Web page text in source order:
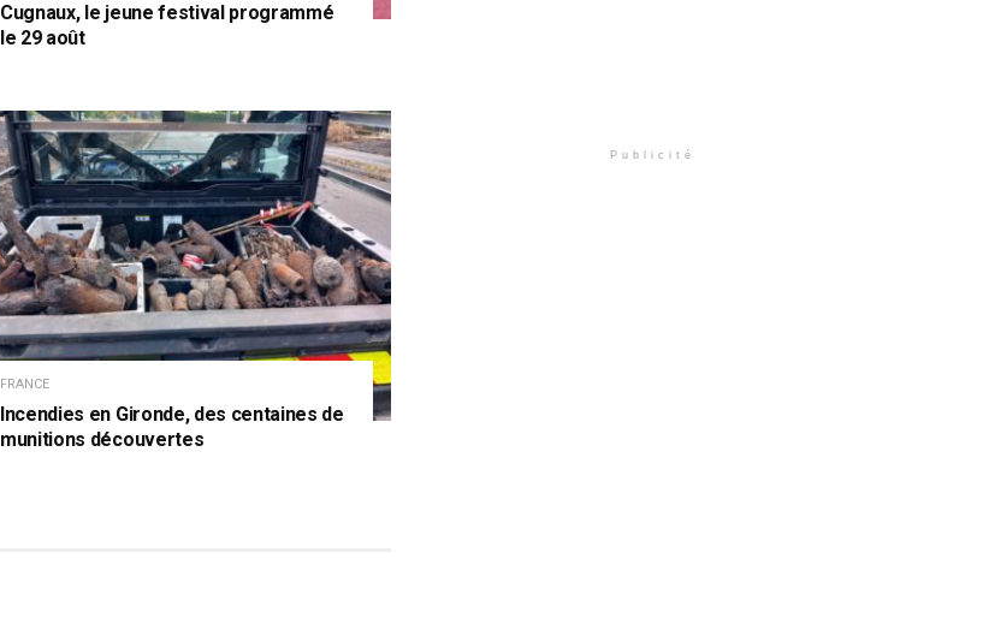
Cugnaux, le jeune festival programmé
le 29 août
FRANCE
Incendies en Gironde, des centaines de
munitions découvertes
Publicité